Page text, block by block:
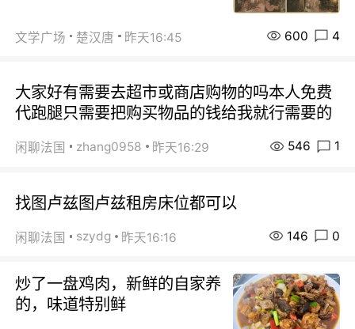
文学广场 楚汉唐 昨天16:45 600 4
大家好有需要去超市或商店购物的吗本人免费
代跑腿只需要把购买物品的钱给我就行需要的
闲聊法国 zhang0958 昨天16:29 546 1
找图卢兹图卢兹租房床位都可以
闲聊法国 szydg 昨天16:16 146 0
炒了一盘鸡肉，新鲜的自家养
的，味道特别鲜